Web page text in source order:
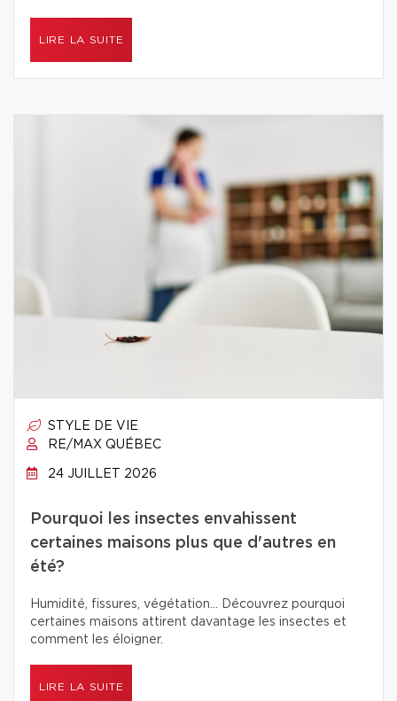
LIRE LA SUITE
STYLE DE VIE
RE/MAX QUÉBEC
24 JUILLET 2026
Pourquoi les insectes envahissent
certaines maisons plus que d'autres en
été?
Humidité, fissures, végétation… Découvrez pourquoi
certaines maisons attirent davantage les insectes et
comment les éloigner.
LIRE LA SUITE